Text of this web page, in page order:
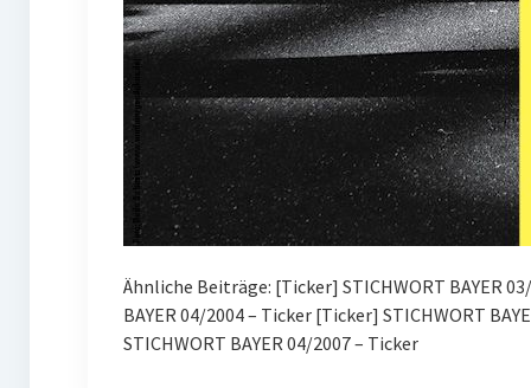
Ähnliche Beiträge: [Ticker] STICHWORT BAYER
BAYER 04/2004 – Ticker [Ticker] STICHWORT
STICHWORT BAYER 04/2007 – Ticker